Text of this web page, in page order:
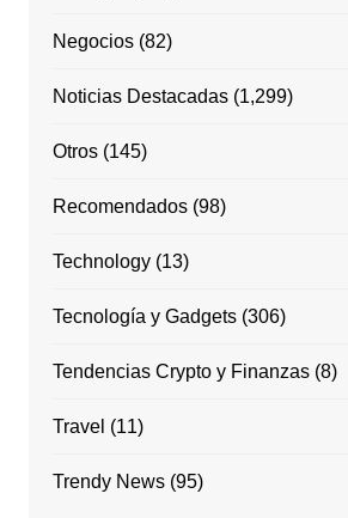
Negocios(82)
Noticias Destacadas(1,299)
Otros(145)
Recomendados(98)
Technology(13)
Tecnología y Gadgets(306)
Tendencias Crypto y Finanzas(8)
Travel (11)
Trendy News(95)